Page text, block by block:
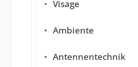
Visage
Ambiente
Antennentechnik